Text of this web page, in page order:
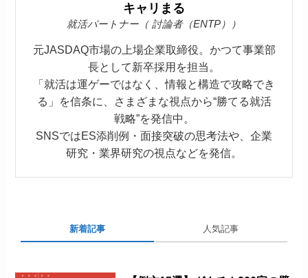
キャリまる
就活パートナー（ 討論者（ENTP））
元JASDAQ市場の上場企業取締役。かつて事業部
長として新卒採用を担当。
「就活は運ゲーではなく、情報と構造で攻略でき
る」を信条に、さまざまな視点から“勝てる就活
戦略”を発信中。
SNSではES添削例・面接突破の思考法や、企業
研究・業界研究の視点などを発信。
新着記事 人気記事